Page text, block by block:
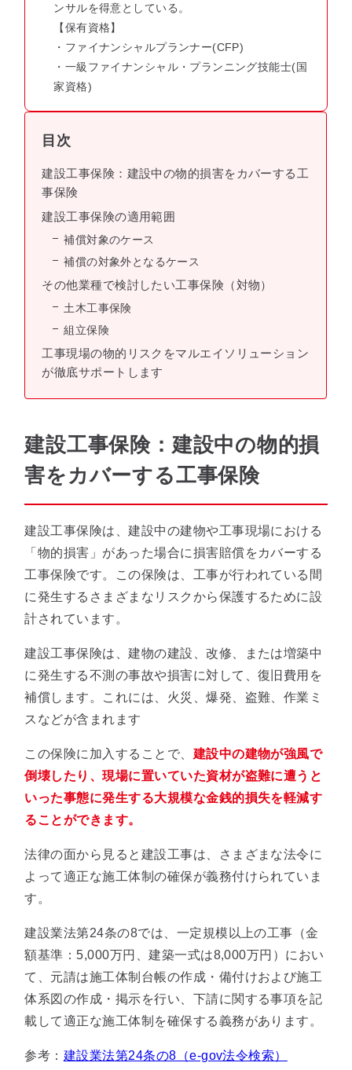
ンサルを得意としている。
【保有資格】
・ファイナンシャルプランナー(CFP)
・一級ファイナンシャル・プランニング技能士(国
家資格)
目次
建設工事保険：建設中の物的損害をカバーする工
事保険
建設工事保険の適用範囲
補償対象のケース
補償の対象外となるケース
その他業種で検討したい工事保険（対物）
土木工事保険
組立保険
工事現場の物的リスクをマルエイソリューション
が徹底サポートします
建設工事保険：建設中の物的損
害をカバーする工事保険
建設工事保険は、建設中の建物や工事現場における
「物的損害」があった場合に損害賠償をカバーする
工事保険です。この保険は、工事が行われている間
に発生するさまざまなリスクから保護するために設
計されています。
建設工事保険は、建物の建設、改修、または増築中
に発生する不測の事故や損害に対して、復旧費用を
補償します。これには、火災、爆発、盗難、作業ミ
スなどが含まれます
この保険に加入することで、 建設中の建物が強風で
倒壊したり、現場に置いていた資材が盗難に遭うと
いった事態に発生する大規模な金銭的損失を軽減す
ることができます。
法律の面から見ると建設工事は、さまざまな法令に
よって適正な施工体制の確保が義務付けられていま
す。
建設業法第24条の8では、一定規模以上の工事（金
額基準：5,000万円、建築一式は8,000万円）におい
て、元請は施工体制台帳の作成・備付けおよび施工
体系図の作成・掲示を行い、下請に関する事項を記
載して適正な施工体制を確保する義務があります。
参考： 建設業法第24条の8（e-gov法令検索）